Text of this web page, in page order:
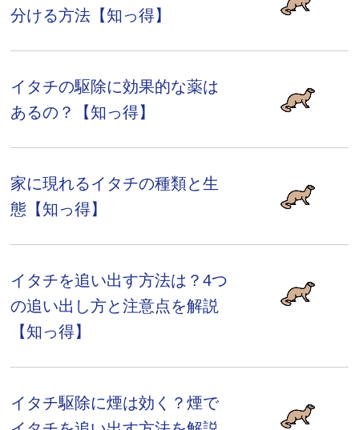
分ける方法【知っ得】
イタチの駆除に効果的な薬は
あるの？【知っ得】
家に現れるイタチの種類と生
態【知っ得】
イタチを追い出す方法は？4つ
の追い出し方と注意点を解説
【知っ得】
イタチ駆除に煙は効く？煙で